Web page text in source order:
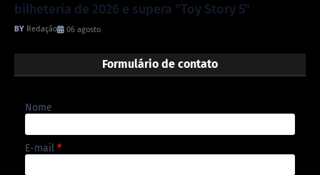
bilheteria de 2026 e supera "Toy Story 5"
Redação 06 agosto
Formulário de contato
Nome
E-mail *